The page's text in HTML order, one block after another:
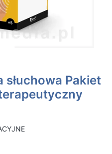
słuchowa Pakiet